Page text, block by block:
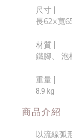
尺寸 |
長62x寬
材質
鐵腳、 泡
重量
8.9 kg
商品介紹
以流線弧